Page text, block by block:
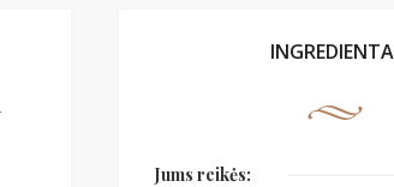
Jums reikės: